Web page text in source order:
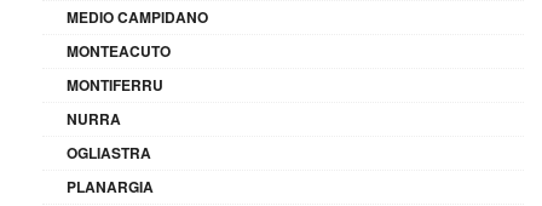
MEDIO CAMPIDANO
MONTEACUTO
MONTIFERRU
NURRA
OGLIASTRA
PLANARGIA